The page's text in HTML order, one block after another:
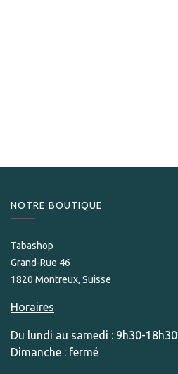
NOTRE BOUTIQUE
Tabashop
Grand-Rue 46
1820 Montreux, Suisse
Horaires
Du lundi au samedi : 9h30-18h30
Dimanche : fermé